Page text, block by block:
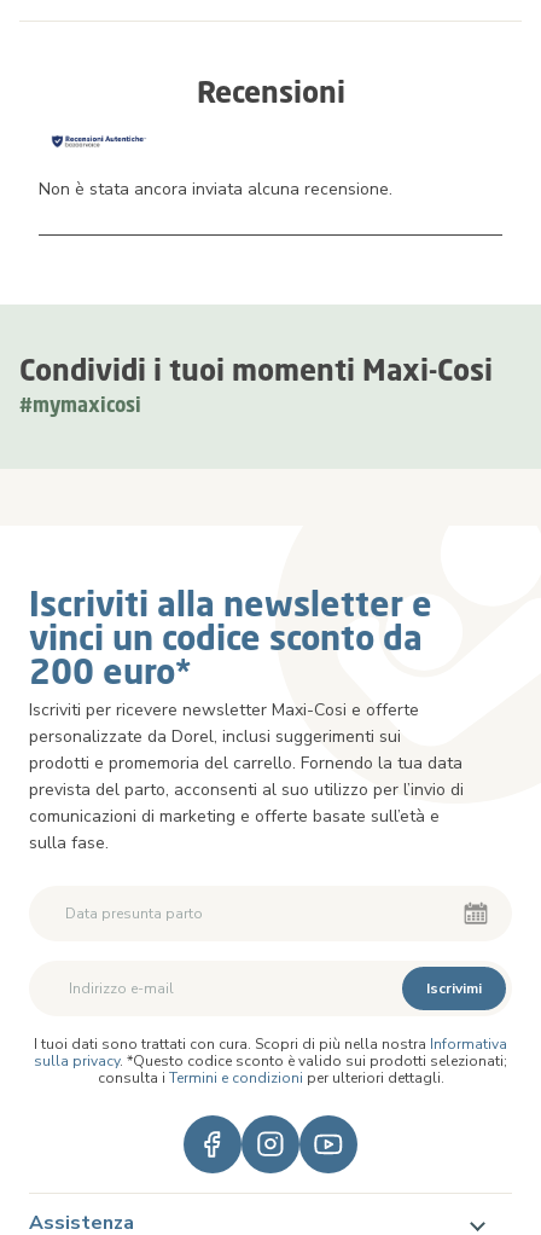
Condividi i tuoi momenti Maxi-Cosi
#mymaxicosi
Recensioni
Non è stata ancora inviata alcuna recensione.
Iscriviti alla newsletter e
vinci un codice sconto da
200 euro*
Iscriviti per ricevere newsletter Maxi-Cosi e offerte
personalizzate da Dorel, inclusi suggerimenti sui
prodotti e promemoria del carrello. Fornendo la tua data
prevista del parto, acconsenti al suo utilizzo per l’invio di
comunicazioni di marketing e offerte basate sull’età e
sulla fase.
Iscrivimi
I tuoi dati sono trattati con cura. Scopri di più nella nostra Informativa
sulla privacy. *Questo codice sconto è valido sui prodotti selezionati;
consulta i Termini e condizioni per ulteriori dettagli.
Assistenza